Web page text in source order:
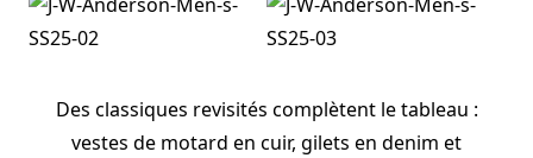
Des classiques revisités complètent le tableau :
vestes de motard en cuir, gilets en denim et